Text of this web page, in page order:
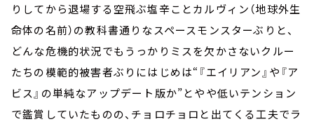
りしてから退場する空飛ぶ塩辛ことカルヴィン（地球外生
命体の名前）の教科書通りなスペースモンスターぶりと、
どんな危機的状況でもうっかりミスを欠かさないクルー
たちの模範的被害者ぶりにはじめは“『エイリアン』や『ア
ビス』の単純なアップデート版か”とやや低いテンション
で鑑賞していたものの、チョロチョロと出てくる工夫でラ